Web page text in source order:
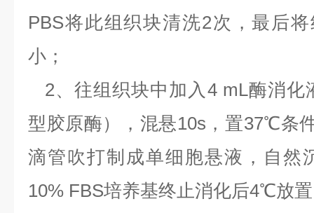
PBS将此组织块清洗2次，最后
小；
2、往组织块中加入4 mL酶消化
型胶原酶），混悬10s，置37℃条
滴管吹打制成单细胞悬液，自然
10% FBS培养基终止消化后4℃放